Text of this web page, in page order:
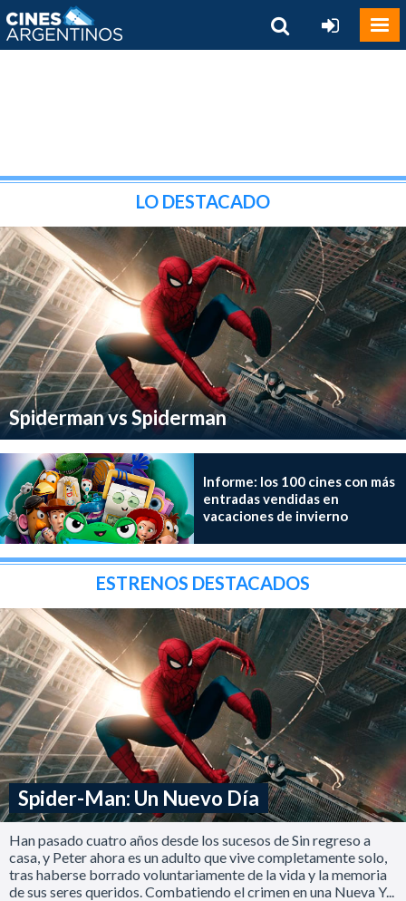
LO DESTACADO
Spiderman vs Spiderman
Informe: los 100 cines con más
entradas vendidas en
vacaciones de invierno
ESTRENOS DESTACADOS
Spider-Man: Un Nuevo Día
Han pasado cuatro años desde los sucesos de Sin regreso a
casa, y Peter ahora es un adulto que vive completamente solo,
tras haberse borrado voluntariamente de la vida y la memoria
de sus seres queridos. Combatiendo el crimen en una Nueva Y...